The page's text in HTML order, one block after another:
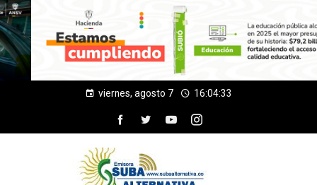
viernes, agosto 7 16:04:35